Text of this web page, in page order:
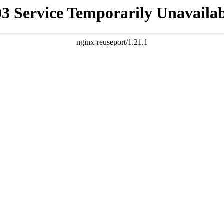
Service Temporarily
nginx-reuseport/1.21.1